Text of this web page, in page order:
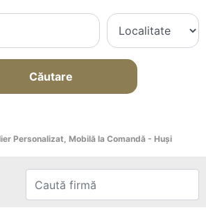
Căutare
Personalizat, Mobilă la Comandă - Huşi